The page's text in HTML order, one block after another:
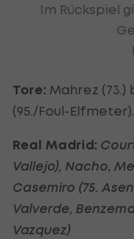
Im Rückspiel
Tore: Mahrez (73.)
(95./Foul-Elfmeter).
Real Madrid:
Vallejo), Nacho,
Casemiro (75.
Valverde,
Vazquez)